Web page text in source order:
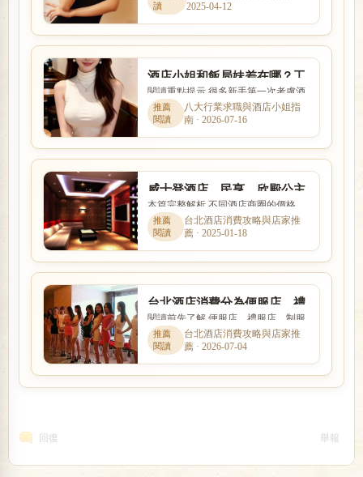
數、客源與個人條件影響。...
2025-04-12
酒店小姐和飯局妹差在哪？工
作內容、外型條件與收入方式
比較
閱讀重點提示 很多新手第一次考慮酒
店工作時，會同時擔心工作內容、安
全性、收入、上班時間與是...
八大行業求職與酒店小姐指
南 · 2026-07-16
威士登酒店、民亨、欣殿公主
店、松江路禮服酒店消費
本篇完整解析 不同酒店商圈的價格、
客群、交通與店型定位都有差異。本
文以「威士登酒店、民亨、...
台北酒店消費攻略與店家推
薦 · 2025-01-18
台北酒店消費分為便服店、禮
服店、制服店3大類
閱讀前先了解 便服店、禮服店、制服
店與日式酒吧的消費方式、工作內容
與客群定位都不相同。本文...
台北酒店消費攻略與店家推
薦 · 2026-07-04
回復 舉報